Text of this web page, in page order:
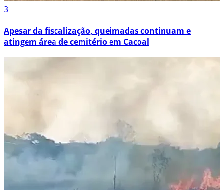
3
Apesar da fiscalização, queimadas continuam e
atingem área de cemitério em Cacoal